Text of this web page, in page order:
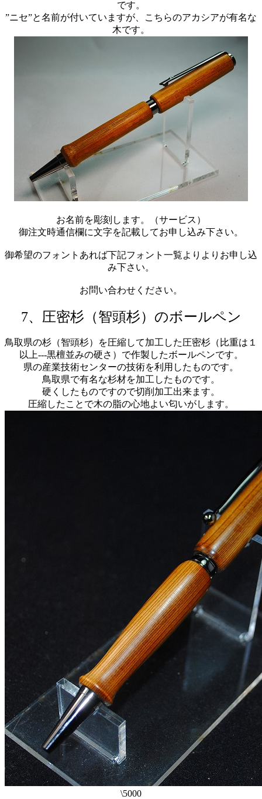
です。
”ニセ”と名前が付いていますが、こちらのアカシアが有名な
木です。
お名前を彫刻します。（サービス）
御注文時通信欄に文字を記載してお申し込み下さい。
御希望のフォントあれば下記フォント一覧よりよりお申し込
み下さい。
お問い合わせください。
7、圧密杉（智頭杉）のボールペン
鳥取県の杉（智頭杉）を圧縮して加工した圧密杉（比重は１
以上---黒檀並みの硬さ）で作製したボールペンです。
県の産業技術センターの技術を利用したものです。
鳥取県で有名な杉材を加工したものです。
硬くしたものですので切削加工出来ます。
圧縮したことで木の脂の心地よい匂いがします。
\5000